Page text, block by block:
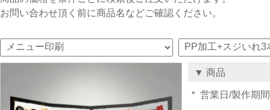
お問い合わせ頂く前に商品名などご確認ください。
▼ 商品
営業日/製作期間